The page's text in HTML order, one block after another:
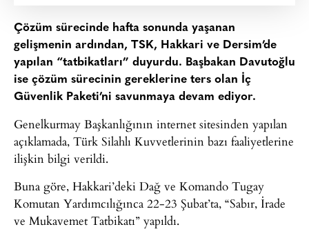
Çözüm sürecinde hafta sonunda yaşanan
gelişmenin ardından, TSK, Hakkari ve Dersim’de
yapılan “tatbikatları” duyurdu. Başbakan Davutoğlu
ise çözüm sürecinin gereklerine ters olan İç
Güvenlik Paketi’ni savunmaya devam ediyor.
Genelkurmay Başkanlığının internet sitesinden yapılan
açıklamada, Türk Silahlı Kuvvetlerinin bazı faaliyetlerine
ilişkin bilgi verildi.
Buna göre, Hakkari’deki Dağ ve Komando Tugay
Komutan Yardımcılığınca 22-23 Şubat’ta, “Sabır, İrade
ve Mukavemet Tatbikatı” yapıldı.